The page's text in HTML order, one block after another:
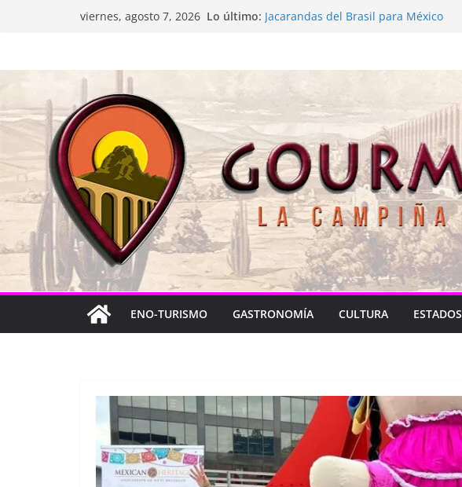
viernes, agosto 7, 2026 Lo último: La “plastinación” está de luto
ENO-TURISMO GASTRONOMÍA CULTURA ESTADOS